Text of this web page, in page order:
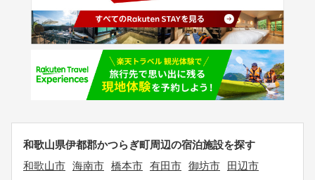
和歌山県伊都郡かつらぎ町周辺の宿泊施設を探す
和歌山市 海南市 橋本市 有田市 御坊市
田辺市